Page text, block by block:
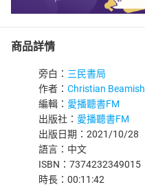
商品詳情
旁白： 三民書局
作者： Christian Beamish
編輯： 愛播聽書FM
出版社： 愛播聽書FM
出版日期：2021/10/28
語言：中文
ISBN：7374232349015
時長：00:11:42